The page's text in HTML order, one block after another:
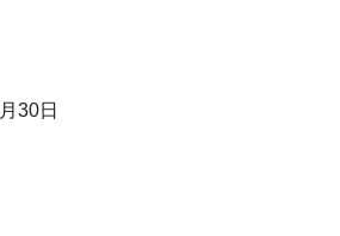
30日